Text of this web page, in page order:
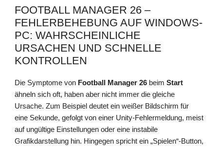
FOOTBALL MANAGER 26 –
FEHLERBEHEBUNG AUF WINDOWS-
PC: WAHRSCHEINLICHE
URSACHEN UND SCHNELLE
KONTROLLEN
Die Symptome von Football Manager 26 beim Start
ähneln sich oft, haben aber nicht immer die gleiche
Ursache. Zum Beispiel deutet ein weißer Bildschirm für
eine Sekunde, gefolgt von einer Unity-Fehlermeldung, meist
auf ungültige Einstellungen oder eine instabile
Grafikdarstellung hin. Hingegen spricht ein „Spielen“-Button,